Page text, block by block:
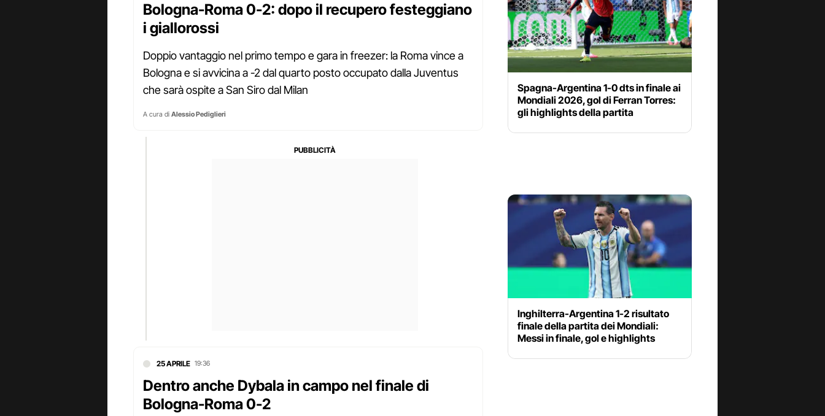
Bologna-Roma 0-2: dopo il recupero festeggiano
i giallorossi
Doppio vantaggio nel primo tempo e gara in freezer: la Roma vince a
Bologna e si avvicina a -2 dal quarto posto occupato dalla Juventus
che sarà ospite a San Siro dal Milan
A cura di Alessio Pediglieri
25 APRILE 19:36
Dentro anche Dybala in campo nel finale di
Bologna-Roma 0-2
Spagna-Argentina 1-0 dts in finale ai
Mondiali 2026, gol di Ferran Torres:
gli highlights della partita
Inghilterra-Argentina 1-2 risultato
finale della partita dei Mondiali:
Messi in finale, gol e highlights